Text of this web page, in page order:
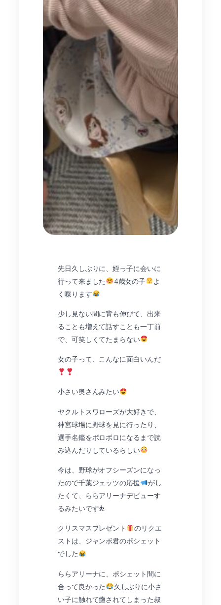
先日久しぶりに、姪っ子に会いに
行って来ました
4歳女の子
よ
く喋ります
少し見ない間に背も伸びて、出来
ることも増えて話すことも一丁前
で、可笑しくてたまらない
女の子って、こんなに面白いんだ
小さい奥さんみたい
ヤクルトスワローズが大好きで、
神宮球場に野球を見に行ったり、
選手名鑑をボロボロになるまで読
み込んだりしているらしい
今は、野球がオフシーズンになっ
たので千葉ジェッツの応援
がし
たくて、ららアリーナデビューす
るみたいです⛹
クリスマスプレゼント
のリクエ
ストは、ジャンボ君のポシェット
でした
ららアリーナに、ポシェット間に
合って良かった
久しぶりに小さ
い子に触れて癒されてしまった叔